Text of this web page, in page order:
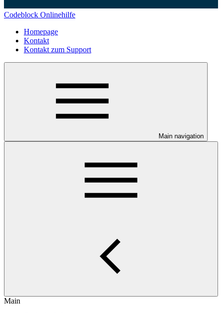
Codeblock Onlinehilfe
Homepage
Kontakt
Kontakt zum Support
Main navigation
Main